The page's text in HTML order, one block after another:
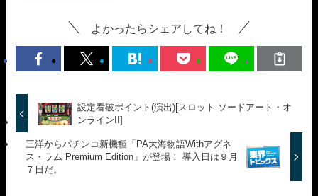
よかったらシェアしてね！
設定看破ポイント(演出)[スロット ソードアート・オ
ンラインII]
三洋からパチンコ新機種「PA大海物語Withアグネ
ス・ラム Premium Edition」が登場！ 導入日は９月
７日だ。